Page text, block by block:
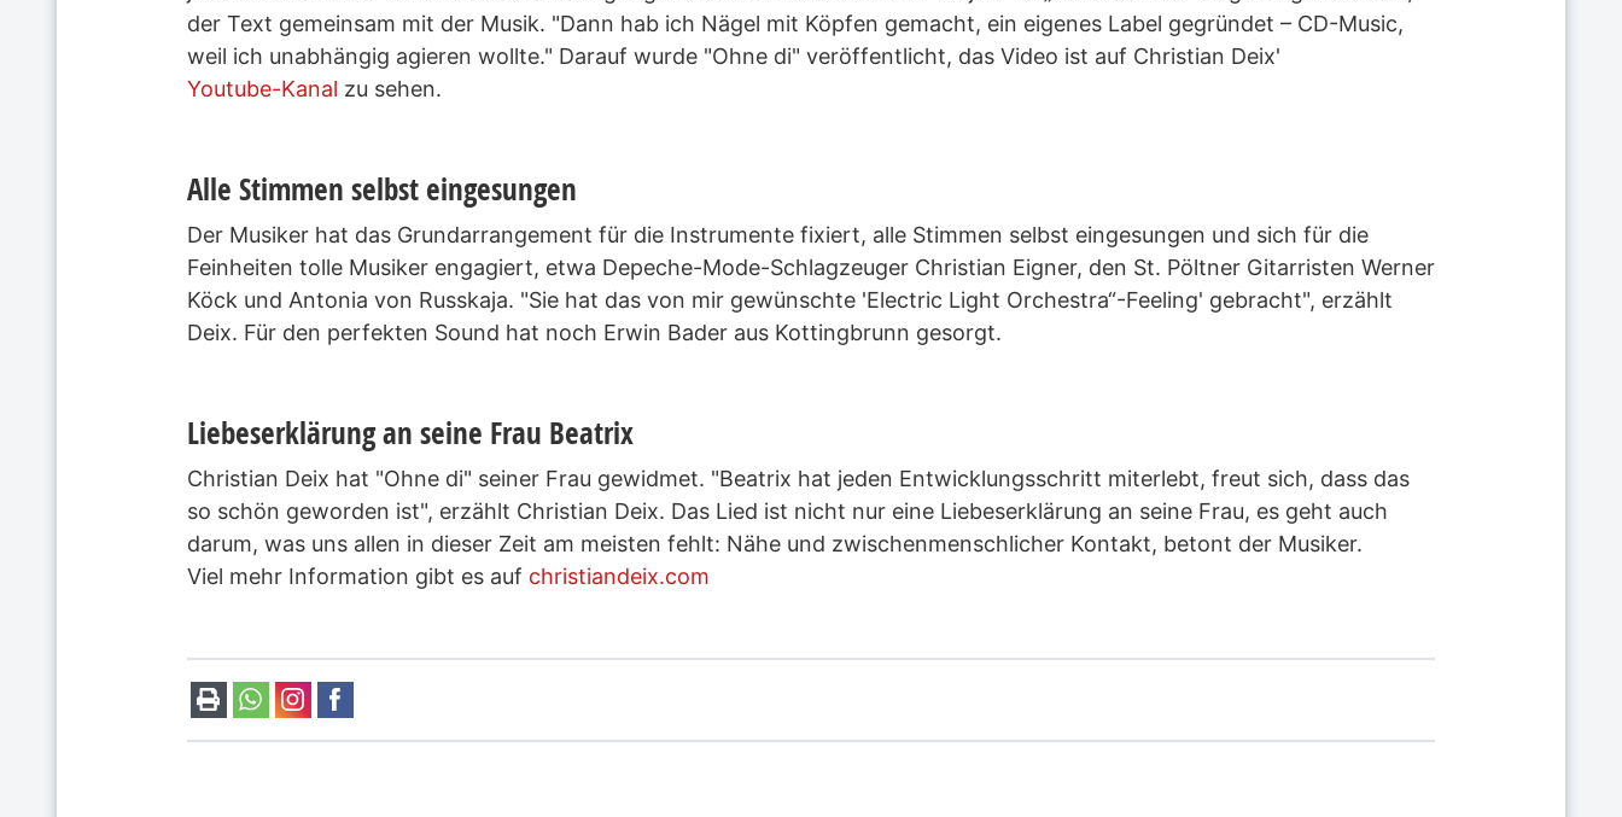
der Text gemeinsam mit der Musik. "Dann hab ich Nägel mit Köpfen gemacht, ein eigenes Label gegründet – CD-Music,
weil ich unabhängig agieren wollte." Darauf wurde "Ohne di" veröffentlicht, das Video ist auf Christian Deix'
Youtube-Kanal zu sehen.
Alle Stimmen selbst eingesungen
Der Musiker hat das Grundarrangement für die Instrumente fixiert, alle Stimmen selbst eingesungen und sich für die
Feinheiten tolle Musiker engagiert, etwa Depeche-Mode-Schlagzeuger Christian Eigner, den St. Pöltner Gitarristen Werner
Köck und Antonia von Russkaja. "Sie hat das von mir gewünschte 'Electric Light Orchestra“-Feeling' gebracht", erzählt
Deix. Für den perfekten Sound hat noch Erwin Bader aus Kottingbrunn gesorgt.
Liebeserklärung an seine Frau Beatrix
Christian Deix hat "Ohne di" seiner Frau gewidmet. "Beatrix hat jeden Entwicklungsschritt miterlebt, freut sich, dass das
so schön geworden ist", erzählt Christian Deix. Das Lied ist nicht nur eine Liebeserklärung an seine Frau, es geht auch
darum, was uns allen in dieser Zeit am meisten fehlt: Nähe und zwischenmenschlicher Kontakt, betont der Musiker.
Viel mehr Information gibt es auf christiandeix.com